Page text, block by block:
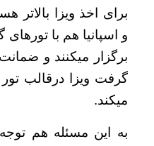
برای اخذ ویزا
و اسپانیا هم با
برگزار میکنند و
گرفت ویزا درقالب تور
میکند.
به این مسئله هم